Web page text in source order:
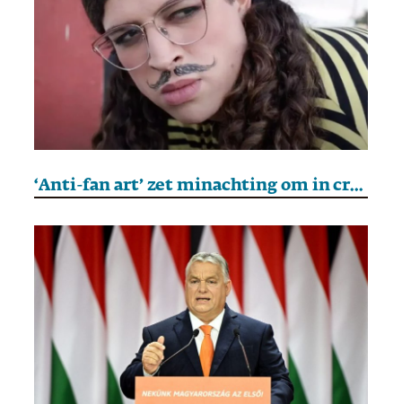
‘Anti-fan art’ zet minachting om in creativiteit